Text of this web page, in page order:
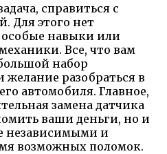
справиться с
Для этого нет
навыки или
Все, что вам
набор
разобраться в
автомобиля. Главное,
замена датчика
ваши деньги, но и
независимыми и
возможных поломок.